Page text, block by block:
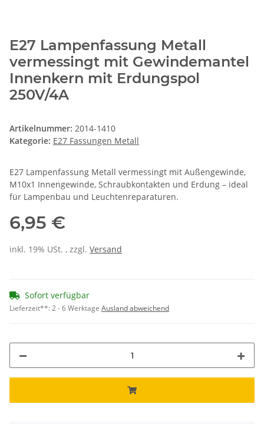
E27 Lampenfassung Metall
vermessingt mit Gewindemantel
Innenkern mit Erdungspol
250V/4A
Artikelnummer: 2014-1410
Kategorie: E27 Fassungen Metall
E27 Lampenfassung Metall vermessingt mit Außengewinde,
M10x1 Innengewinde, Schraubkontakten und Erdung – ideal
für Lampenbau und Leuchtenreparaturen.
6,95 €
inkl. 19% USt. , zzgl. Versand
Sofort verfügbar
Lieferzeit**:2 - 6 Werktage Ausland abweichend